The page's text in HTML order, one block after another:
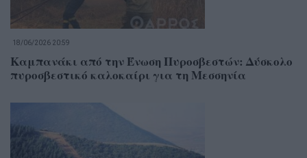
18/06/2026 20:59
Καμπανάκι από την Ένωση Πυροσβεστών: Δύσκολο
πυροσβεστικό καλοκαίρι για τη Μεσσηνία